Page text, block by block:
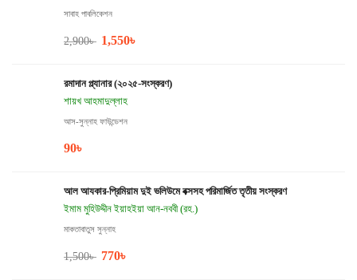
সাবাহ পাবলিকেশন
2,900৳ 1,550৳
রমাদান প্ল্যানার (২০২৫-সংস্করণ)
শায়খ আহমাদুল্লাহ
আস-সুন্নাহ ফাউন্ডেশন
90৳
আল আযকার-প্রিমিয়াম দুই ভলিউমে বক্সসহ পরিমার্জিত তৃতীয় সংস্করণ
ইমাম মুহিউদ্দীন ইয়াহইয়া আন-নববী (রহ.)
মাকতাবাতুস সুন্নাহ
1,500৳ 770৳